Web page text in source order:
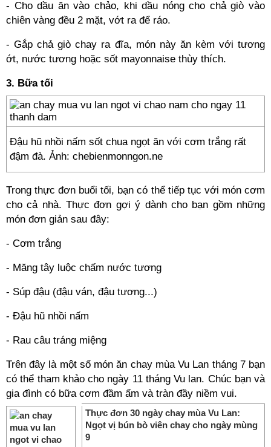
- Cho dầu ăn vào chảo, khi dầu nóng cho chả giò vào
chiên vàng đều 2 mặt, vớt ra để ráo.
- Gắp chả giò chay ra đĩa, món này ăn kèm với tương
ớt, nước tương hoặc sốt mayonnaise thùy thích.
3. Bữa tối
Đậu hũ nhồi nấm sốt chua ngọt ăn với cơm trắng rất
đậm đà. Ảnh: chebienmonngon.ne
Trong thực đơn buổi tối, bạn có thể tiếp tục với món cơm
cho cả nhà. Thực đơn gợi ý dành cho bạn gồm những
món đơn giản sau đây:
- Cơm trắng
- Măng tây luộc chấm nước tương
- Súp đậu (đậu ván, đậu tương...)
- Đậu hũ nhồi nấm
- Rau câu tráng miệng
Trên đây là một số món ăn chay mùa Vu Lan tháng 7 bạn
có thể tham khảo cho ngày 11 tháng Vu lan. Chúc bạn và
gia đình có bữa cơm đầm ấm và tràn đầy niềm vui.
Thực đơn 30 ngày chay mùa Vu Lan:
Ngọt vị bún bò viên chay cho ngày mùng
9